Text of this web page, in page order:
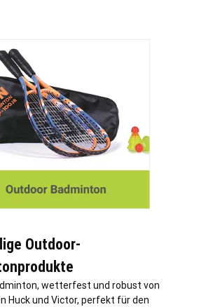
Outdoor-
wetterfest und robust von
Huck und Victor, perfekt für den